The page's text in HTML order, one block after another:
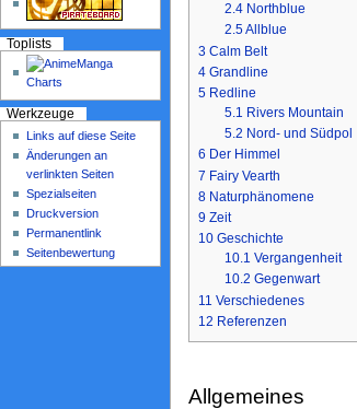
2.4 Northblue
2.5Allblue
3 Calm Belt
4 Grandline
5 Redline
5.1 Rivers Mountain
5.2 Nord- und Südpol
6 Der Himmel
7 Fairy Vearth
8 Naturphänomene
9 Zeit
10 Geschichte
10.1 Vergangenheit
10.2 Gegenwart
11 Verschiedenes
12 Referenzen
Allgemeines
Toplists
Werkzeuge
Links auf diese Seite
Änderungen an
verlinkten Seiten
Spezialseiten
Druckversion
Permanentlink
Seitenbewertung